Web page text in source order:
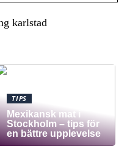
karlstad
TIPS
Mexikansk mat i
Stockholm – tips för
en bättre upplevelse